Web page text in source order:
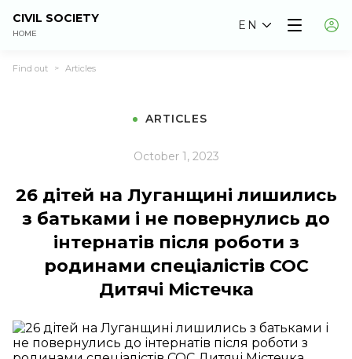
CIVIL SOCIETY
HOME
EN
Find out > Articles
ARTICLES
October 1, 2023
26 дітей на Луганщині лишились
з батьками і не повернулись до
інтернатів після роботи з
родинами спеціалістів СОС
Дитячі Містечка